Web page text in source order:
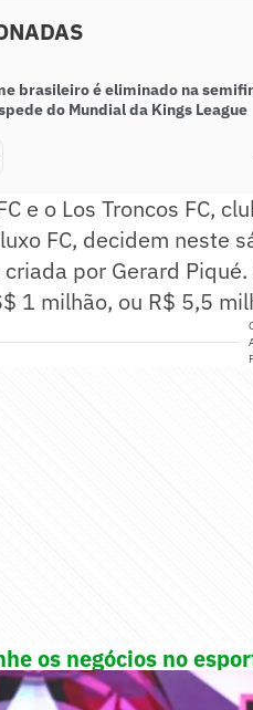
brasileiro é eliminado na
do Mundial da Kings League
e o Los Troncos FC,
FC, decidem neste
por Gerard
1 milhão, ou R$ 5,5
os negócios no